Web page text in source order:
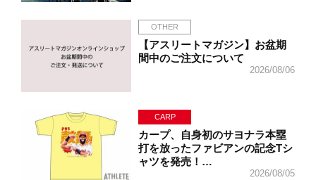
OTHER
【アスリートマガジン】お盆期
間中のご注文について
2026/08/06
CARP
カープ、自身初のサヨナラ本塁
打を放ったファビアンの記念Tシ
ャツを発売！…
2026/08/05